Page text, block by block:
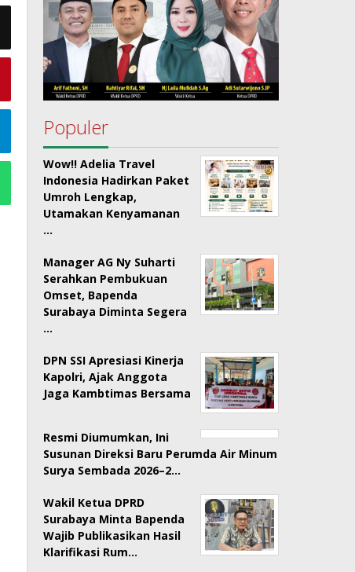
Populer
Wow!! Adelia Travel
Indonesia Hadirkan Paket
Umroh Lengkap,
Utamakan Kenyamanan
…
Manager AG Ny Suharti
Serahkan Pembukuan
Omset, Bapenda
Surabaya Diminta Segera
…
DPN SSI Apresiasi Kinerja
Kapolri, Ajak Anggota
Jaga Kambtimas Bersama
Resmi Diumumkan, Ini
Susunan Direksi Baru Perumda Air Minum
Surya Sembada 2026–2…
Wakil Ketua DPRD
Surabaya Minta Bapenda
Wajib Publikasikan Hasil
Klarifikasi Rum…